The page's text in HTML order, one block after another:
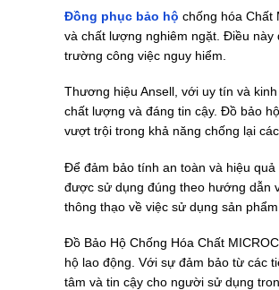
Đồng phục bảo hộ chống hóa Chất
và chất lượng nghiêm ngặt. Điều này
trường công việc nguy hiểm.
Thương hiệu Ansell, với uy tín và
chất lượng và đáng tin cậy. Đồ bảo
vượt trội trong khả năng chống lại
Để đảm bảo tính an toàn và hiệu
được sử dụng đúng theo hướng dẫn
thông thạo về việc sử dụng sản
Đồ Bảo Hộ Chống Hóa Chất
hộ lao động. Với sự đảm bảo từ các
tâm và tin cậy cho người sử dụng